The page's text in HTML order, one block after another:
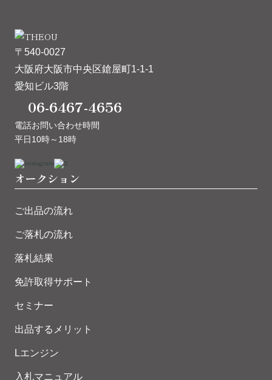
〒540-0027
大阪府大阪市中央区鎗屋町1-1-1
愛知ビル3階
06-6467-4656
電話お問い合わせ時間
平日10時～18時
オークション
ご出品の流れ
ご落札の流れ
落札結果
免許取得サポート
セミナー
出品するメリット
Lエンジン
入札マニュアル